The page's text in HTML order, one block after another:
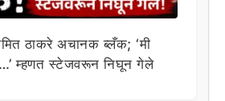
ठाकरे अचानक ब्लँक; ‘मी
म्हणत स्टेजवरून निघून गेले